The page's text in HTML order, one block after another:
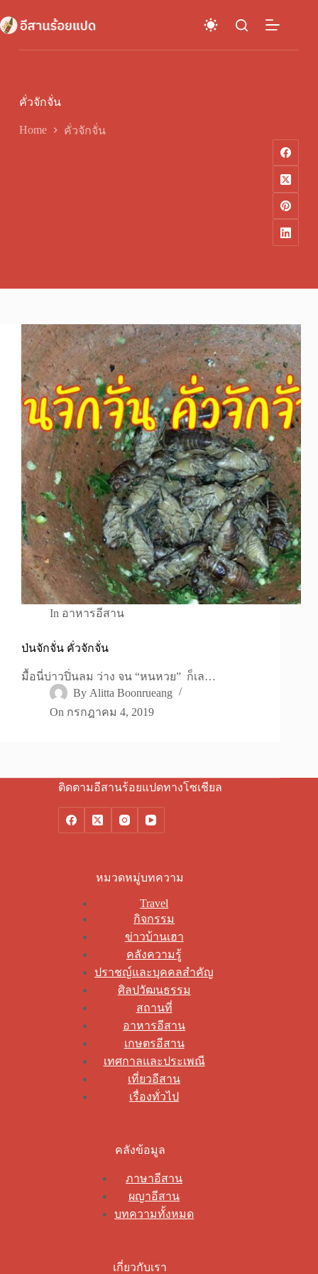
to
content
คั่วจักจั่น
Home คั่วจักจั่น
In อาหารอีสาน
ป่นจักจั่น คั่วจักจั่น
มื้อนี่บ่าวปิ่นลม ว่าง จน “หนหวย” ก็เล…
By Alitta Boonrueang
On กรกฎาคม 4, 2019
ติดตามอีสานร้อยแปดทางโซเชียล
หมวดหมู่บทความ
Travel
กิจกรรม
ข่าวบ้านเฮา
คลังความรู้
ปราชญ์และบุคคลสำคัญ
ศิลปวัฒนธรรม
สถานที่
อาหารอีสาน
เกษตรอีสาน
เทศกาลและประเพณี
เที่ยวอีสาน
เรื่องทั่วไป
คลังข้อมูล
ภาษาอีสาน
ผญาอีสาน
บทความทั้งหมด
เกี่ยวกับเรา